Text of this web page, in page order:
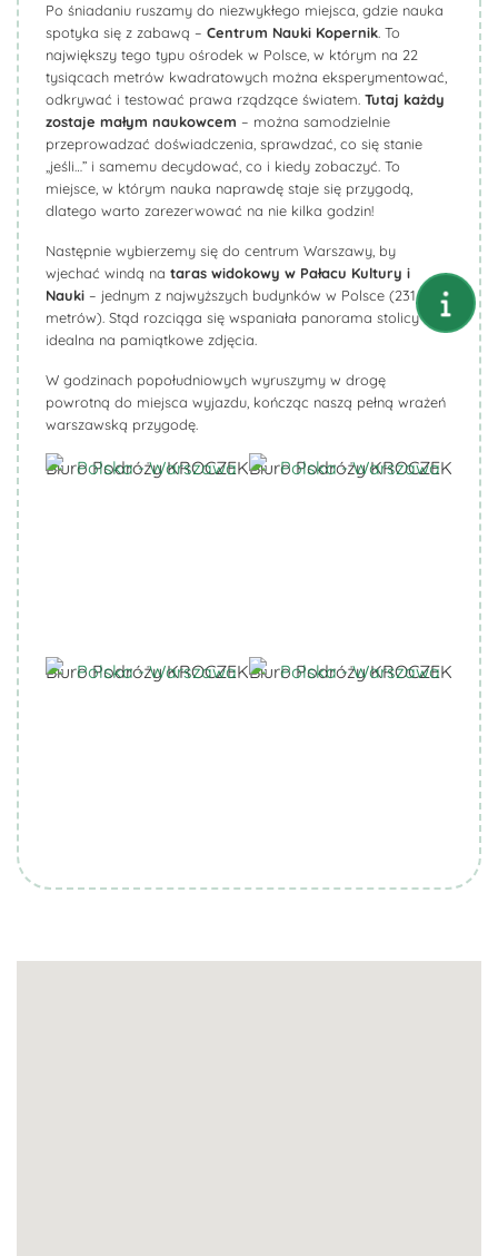
Po śniadaniu ruszamy do niezwykłego miejsca, gdzie nauka
spotyka się z zabawą – Centrum Nauki Kopernik . To
największy tego typu ośrodek w Polsce, w którym na 22
tysiącach metrów kwadratowych można eksperymentować,
odkrywać i testować prawa rządzące światem. Tutaj każdy
zostaje małym naukowcem – można samodzielnie
przeprowadzać doświadczenia, sprawdzać, co się stanie
„jeśli…” i samemu decydować, co i kiedy zobaczyć. To
miejsce, w którym nauka naprawdę staje się przygodą,
dlatego warto zarezerwować na nie kilka godzin!
Następnie wybierzemy się do centrum Warszawy, by
wjechać windą na taras widokowy w Pałacu Kultury i
Nauki – jednym z najwyższych budynków w Polsce (231
metrów). Stąd rozciąga się wspaniała panorama stolicy –
idealna na pamiątkowe zdjęcia.
W godzinach popołudniowych wyruszymy w drogę
powrotną do miejsca wyjazdu, kończąc naszą pełną wrażeń
warszawską przygodę.
Biuro Podróży KROCZEKBiuro Podróży KROCZEK
Biuro Podróży KROCZEKBiuro Podróży KROCZEK